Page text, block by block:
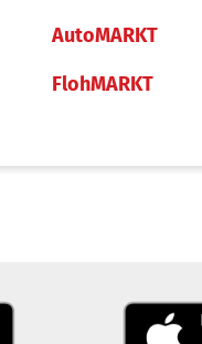
AutoMARKT
FlohMARKT